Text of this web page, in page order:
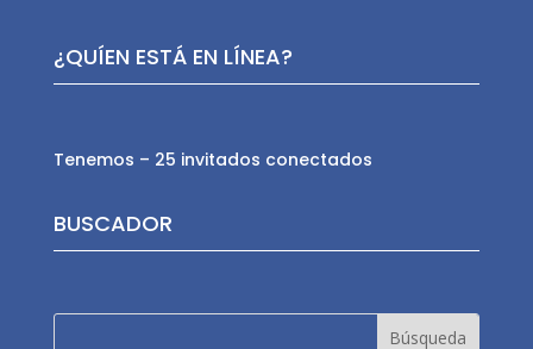
¿QUÍEN ESTÁ EN LÍNEA?
Tenemos – 25 invitados conectados
BUSCADOR